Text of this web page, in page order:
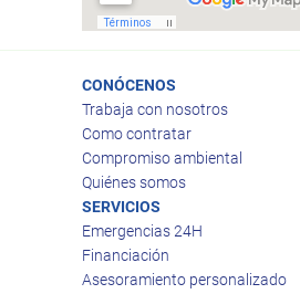
CONÓCENOS
Trabaja con nosotros
Como contratar
Compromiso ambiental
Quiénes somos
SERVICIOS
Emergencias 24H
Financiación
Asesoramiento personalizado